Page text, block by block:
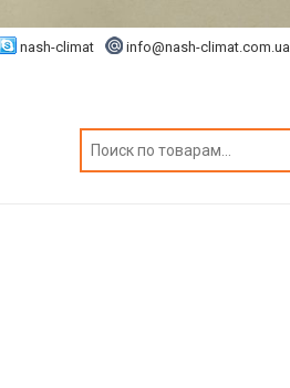
nash-climat info@nash-climat.com.ua